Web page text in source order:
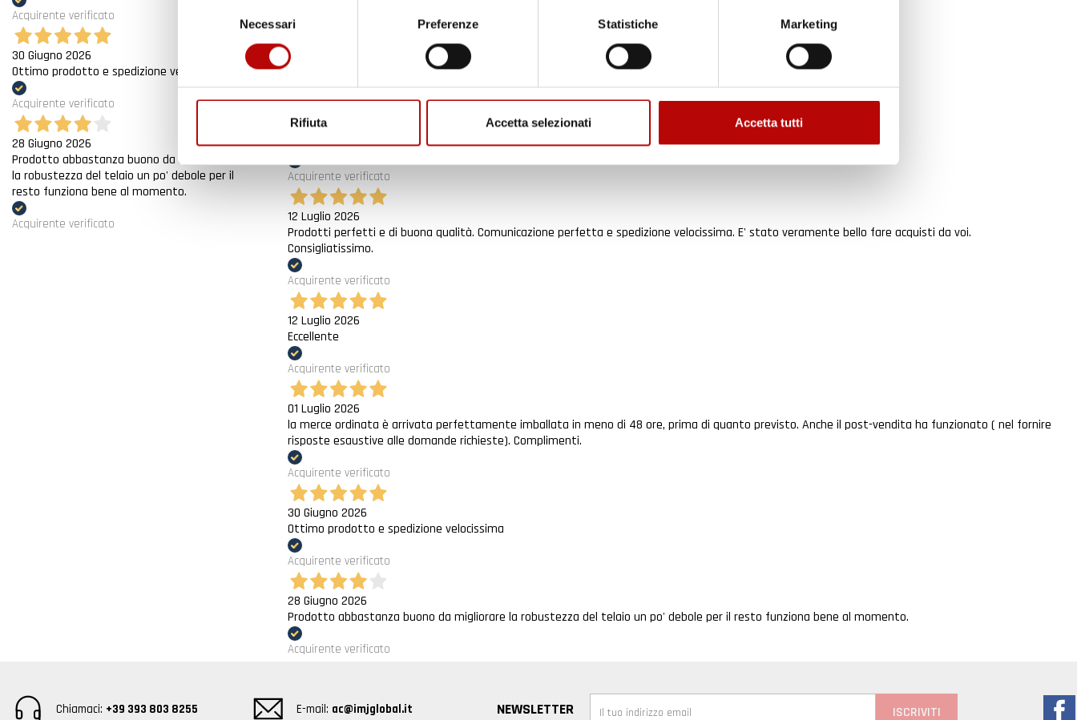
Necessari Preferenze Statistiche Marketing
Rifiuta Accetta selezionati Accetta tutti
Acquirente verificato
30 Giugno 2026
Ottimo prodotto e spedizione velocissima
Acquirente verificato
28 Giugno 2026
Prodotto abbastanza buono da migliorare
la robustezza del telaio un po' debole per il
resto funziona bene al momento.
Acquirente verificato
Tutto bene. Venditore da consigliare
Acquirente verificato
15 Luglio 2026
Tutto ok
Acquirente verificato
12 Luglio 2026
Prodotti perfetti e di buona qualità. Comunicazione perfetta e spedizione velocissima. E' stato veramente bello fare acquisti da voi.
Consigliatissimo.
Acquirente verificato
12 Luglio 2026
Eccellente
Acquirente verificato
01 Luglio 2026
la merce ordinata è arrivata perfettamente imballata in meno di 48 ore, prima di quanto previsto. Anche il post-vendita ha funzionato ( nel fornire
risposte esaustive alle domande richieste). Complimenti.
Acquirente verificato
30 Giugno 2026
Ottimo prodotto e spedizione velocissima
Acquirente verificato
28 Giugno 2026
Prodotto abbastanza buono da migliorare la robustezza del telaio un po' debole per il resto funziona bene al momento.
Acquirente verificato
Chiamaci: +39 393 803 8255
E-mail: ac@imjglobal.it NEWSLETTER
ATTIVA LO SCONTO!